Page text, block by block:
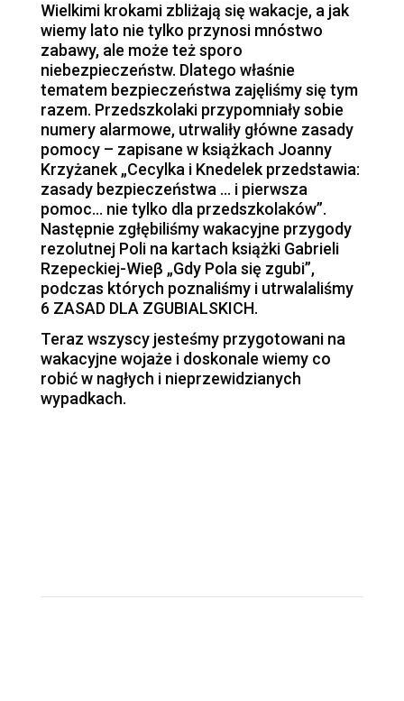
Wielkimi krokami zbliżają się wakacje, a jak
wiemy lato nie tylko przynosi mnóstwo
zabawy, ale może też sporo
niebezpieczeństw. Dlatego właśnie
tematem bezpieczeństwa zajęliśmy się tym
razem. Przedszkolaki przypomniały sobie
numery alarmowe, utrwaliły główne zasady
pomocy – zapisane w książkach Joanny
Krzyżanek „Cecylka i Knedelek przedstawia:
zasady bezpieczeństwa … i pierwsza
pomoc… nie tylko dla przedszkolaków”.
Następnie zgłębiliśmy wakacyjne przygody
rezolutnej Poli na kartach książki Gabrieli
Rzepeckiej-Wieβ „Gdy Pola się zgubi”,
podczas których poznaliśmy i utrwalaliśmy
6 ZASAD DLA ZGUBIALSKICH.
Teraz wszyscy jesteśmy przygotowani na
wakacyjne wojaże i doskonale wiemy co
robić w nagłych i nieprzewidzianych
wypadkach.